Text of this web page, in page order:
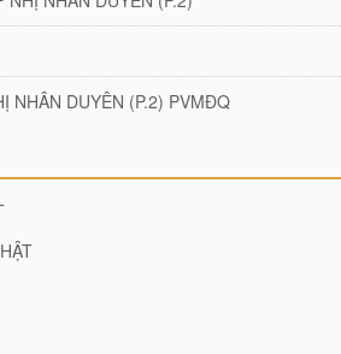
NHÂN DUYÊN (P.2) PVMĐQ